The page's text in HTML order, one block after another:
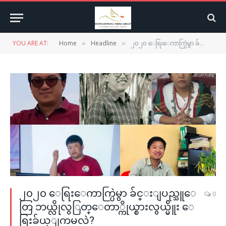
YOU ARE AT: Home » Headline » ၂၀၂၀ ေရြးေကာက္ပြဲမွာ ခ်င္းျပည္သူေတြ ဘယ္လိုလွြတ္ေတာ္ကိုယ္စားလွယ္မ်ိူး ေရြးခ်ယ္ျကမလဲ?
၂၀၂၀ ေရြးေကာက္ပြဲမွာ ခ်င္းျပည္သူေ
တြ ဘယ္လိုလွြတ္ေတာ္ကိုယ္စားလွယ္မ်ိူး ေ
ရြးခ်ယ္ျကမလဲ?
0